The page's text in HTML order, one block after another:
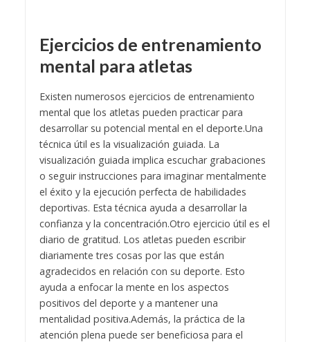
Ejercicios de entrenamiento
mental para atletas
Existen numerosos ejercicios de entrenamiento
mental que los atletas pueden practicar para
desarrollar su potencial mental en el deporte.Una
técnica útil es la visualización guiada. La
visualización guiada implica escuchar grabaciones
o seguir instrucciones para imaginar mentalmente
el éxito y la ejecución perfecta de habilidades
deportivas. Esta técnica ayuda a desarrollar la
confianza y la concentración.Otro ejercicio útil es el
diario de gratitud. Los atletas pueden escribir
diariamente tres cosas por las que están
agradecidos en relación con su deporte. Esto
ayuda a enfocar la mente en los aspectos
positivos del deporte y a mantener una
mentalidad positiva.Además, la práctica de la
atención plena puede ser beneficiosa para el